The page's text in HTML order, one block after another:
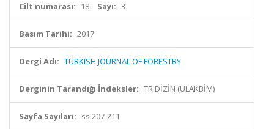
Cilt numarası: 18 Sayı: 3
Basım Tarihi: 2017
Dergi Adı: TURKISH JOURNAL OF FORESTRY
Derginin Tarandığı İndeksler: TR DİZİN (ULAKBİM)
Sayfa Sayıları: ss.207-211